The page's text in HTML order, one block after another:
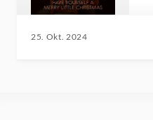
25. Okt. 2024